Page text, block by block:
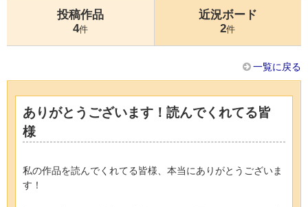
投稿作品
4件
近況ボード
2件
一覧に戻る
ありがとうございます！読んでくれてる皆
様
私の作品を読んでくれてる皆様、本当にありがとうございま
す！